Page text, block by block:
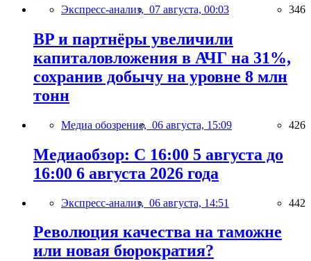
Экспресс-анализ, 07 августа, 00:03 346
BP и партнёры увеличили
капиталовложения в АЧГ на 31%,
сохранив добычу на уровне 8 млн
тонн
Медиа обозрение, 06 августа, 15:09 426
Медиаобзор: С 16:00 5 августа до
16:00 6 августа 2026 года
Экспресс-анализ, 06 августа, 14:51 442
Революция качества на таможне
или новая бюрократия?